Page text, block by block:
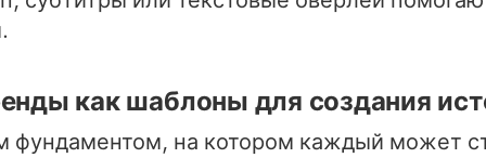
как шаблоны для создания
на котором каждый может